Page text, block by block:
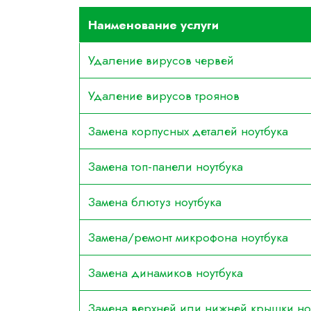
Наименование услуги
Удаление вирусов червей
Удаление вирусов троянов
Замена корпусных деталей ноутбука
Замена топ-панели ноутбука
Замена блютуз ноутбука
Замена/ремонт микрофона ноутбука
Замена динамиков ноутбука